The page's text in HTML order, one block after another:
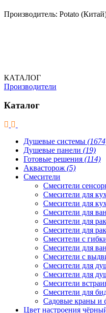
Производитель: Potato
КАТАЛОГ
Производители
Каталог
Душевые системы
Душевые панели (19)
Готовые решения (114)
Аквасторож (5)
Смесители
Смесители
Смесители для
Смесители для
Смесители для
Смесители для
Смесители для
Смесители с
Смесители для
Смесители с
Смесители для
Смесители для
Смесители
Смесители для
Садовые краны и
Цвет настроения